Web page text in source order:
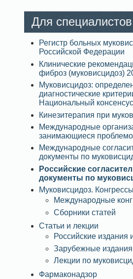
Для специалистов
Регистр больных
Российской Федерации
Клинические
фиброз (муковисцидоз)
Муковисцидоз:
диагностические
Национальный
Кинезитерапия при
Международные
занимающиеся
Международные
документы по
Российские
документы по
Муковисцидоз.
Международные
Сборники статей
Статьи и лекции
Российские издания
Зарубежные издания
Лекции по
Фармаконадзор